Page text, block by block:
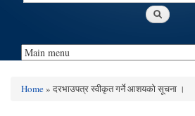
Home» दरभाउपत्र स्वीकृत गर्ने आशयको सूचना ।